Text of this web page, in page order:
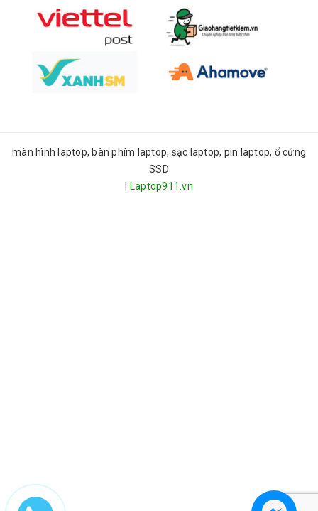
màn hình laptop, bàn phím laptop, sạc laptop, pin laptop, ổ cứng
SSD
Laptop911.vn